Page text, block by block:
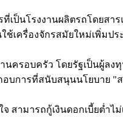
ป็นโรงงานผลิตรถโดยสา
ครื่องจักรสมัยใหม่เพิ่มป
นครอบครัว โดยรัฐเป็นผู้ลง
รที่สนับสนุนนโยบาย "สลั
ามารถกู้เงินดอกเบี้ยต่ำ